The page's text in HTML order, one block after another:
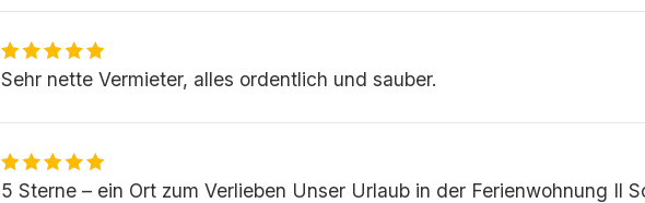
Sehr nette Vermieter, alles ordentlich und sauber.
5 Sterne – ein Ort zum Verlieben Unser Urlaub in der Ferienwohnung Il